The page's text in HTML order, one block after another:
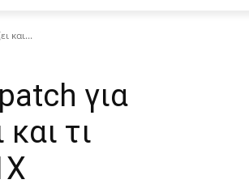
και...
για
τι